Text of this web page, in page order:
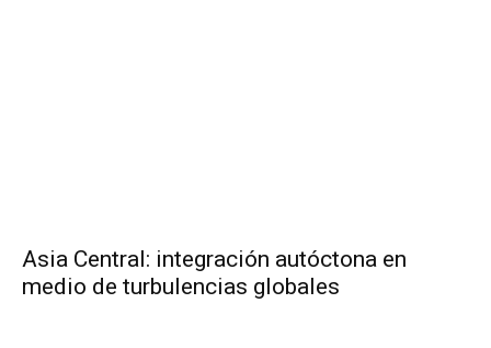
Asia Central: integración autóctona en
medio de turbulencias globales